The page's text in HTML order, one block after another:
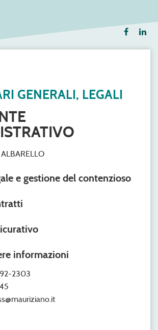
GENERALI, LEGALI
e gestione del contenzioso
informazioni
2303